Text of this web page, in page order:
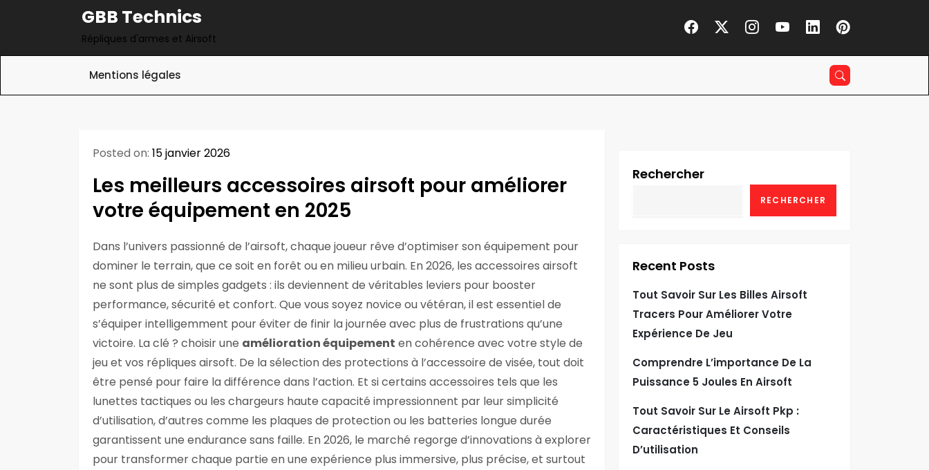
GBB Technics
Répliques d'armes et Airsoft
Mentions légales
Posted on: 15 janvier 2026
Les meilleurs accessoires airsoft pour améliorer
votre équipement en 2025
Dans l’univers passionné de l’airsoft, chaque joueur rêve d’optimiser son équipement pour
dominer le terrain, que ce soit en forêt ou en milieu urbain. En 2026, les accessoires airsoft
ne sont plus de simples gadgets : ils deviennent de véritables leviers pour booster
performance, sécurité et confort. Que vous soyez novice ou vétéran, il est essentiel de
s’équiper intelligemment pour éviter de finir la journée avec plus de frustrations qu’une
victoire. La clé ? choisir une amélioration équipement en cohérence avec votre style de
jeu et vos répliques airsoft. De la sélection des protections à l’accessoire de visée, tout doit
être pensé pour faire la différence dans l’action. Et si certains accessoires tels que les
lunettes tactiques ou les chargeurs haute capacité impressionnent par leur simplicité
d’utilisation, d’autres comme les plaques de protection ou les batteries longue durée
garantissent une endurance sans faille. En 2026, le marché regorge d’innovations à explorer
pour transformer chaque partie en une expérience plus immersive, plus précise, et surtout
Rechercher
RECHERCHER
Recent Posts
Tout Savoir Sur Les Billes Airsoft
Tracers Pour Améliorer Votre
Expérience De Jeu
Comprendre L’importance De La
Puissance 5 Joules En Airsoft
Tout Savoir Sur Le Airsoft Pkp :
Caractéristiques Et Conseils
D’utilisation